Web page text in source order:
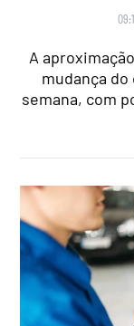
A
mudança
semana, com